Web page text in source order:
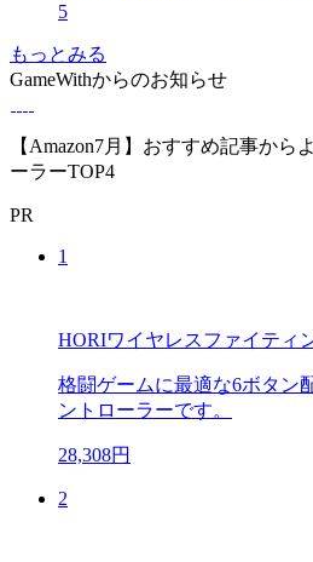
5
もっとみる
GameWithからのお知らせ
【Amazon7月】おすすめ記事から
ーラーTOP4
PR
1
HORIワイヤレスファイティ
格闘ゲームに最適な6ボタン
ントローラーです。
28,308円
2